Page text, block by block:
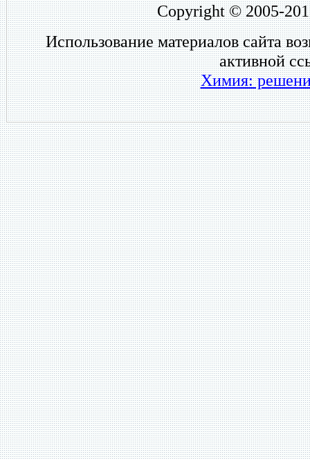
Copyright © 2005-
Использование материалов сайта
активной
Химия: